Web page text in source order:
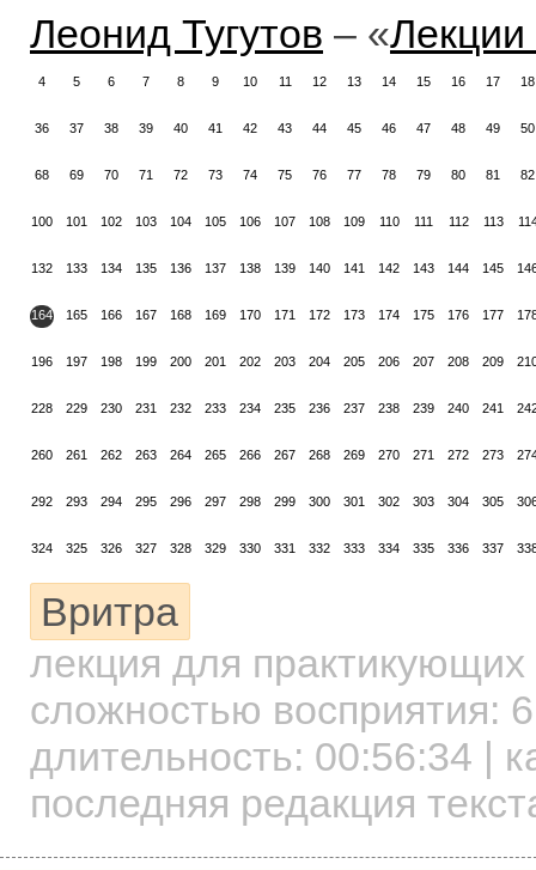
Леонид Тугутов – «
4 5 6 7 8 9 10 11 12 13 14 15 16 17 18
36 37 38 39 40 41 42 43 44 45 46 47 48 49 50
68 69 70 71 72 73 74 75 76 77 78 79 80 81 82
100 101 102 103 104 105 106 107 108 109 110 111 112 113
132 133 134 135 136 137 138 139 140 141 142 143 144 145
164 165 166 167 168 169 170 171 172 173 174 175 176 177
196 197 198 199 200 201 202 203 204 205 206 207 208 209
228 229 230 231 232 233 234 235 236 237 238 239 240 241
260 261 262 263 264 265 266 267 268 269 270 271 272 273
292 293 294 295 296 297 298 299 300 301 302 303 304 305
324 325 326 327 328 329 330 331 332 333 334 335 336 337
Вритра
лекция для практикующих
сложностью восприятия: 6
длительность: 00:56:34 |
последняя редакция